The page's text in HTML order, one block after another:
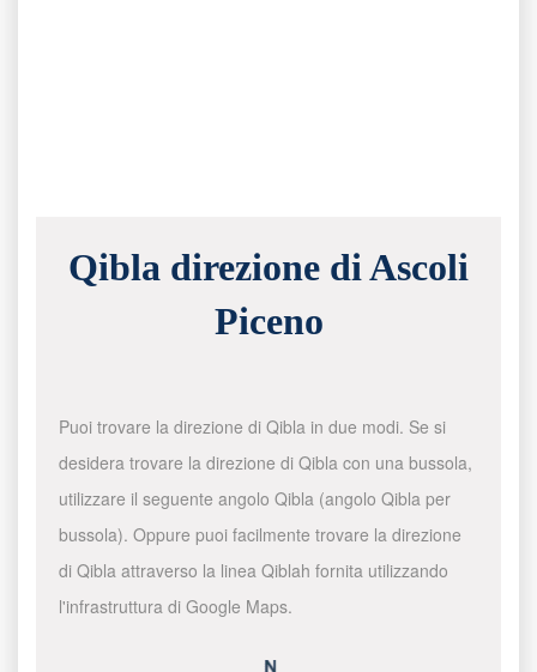
Qibla direzione di Ascoli
Piceno
Puoi trovare la direzione di Qibla in due modi. Se si
desidera trovare la direzione di Qibla con una bussola,
utilizzare il seguente angolo Qibla (angolo Qibla per
bussola). Oppure puoi facilmente trovare la direzione
di Qibla attraverso la linea Qiblah fornita utilizzando
l'infrastruttura di Google Maps.